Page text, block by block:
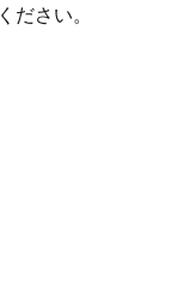
ださい。